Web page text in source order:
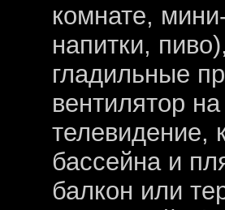
комнате,
напитки,
гладильные
вентилятор
телевидение,
бассейна и
балкон или